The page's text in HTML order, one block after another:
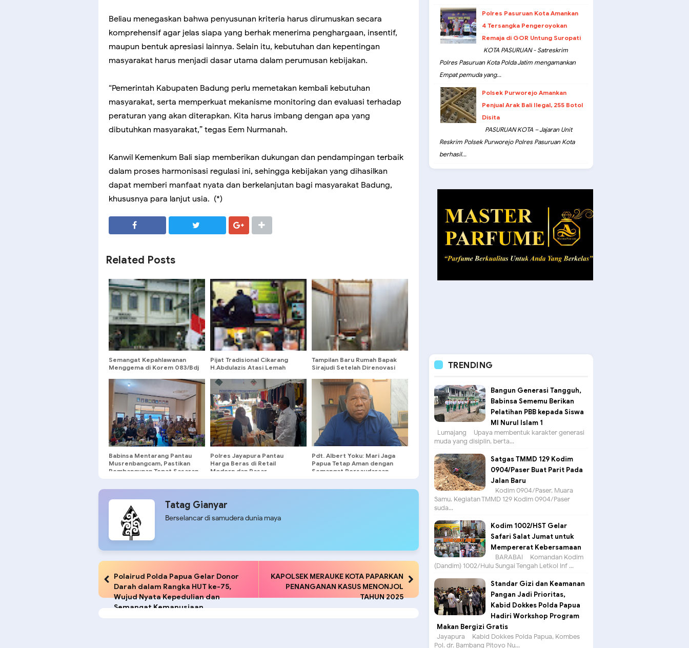
Beliau menegaskan bahwa penyusunan kriteria harus dirumuskan secara
komprehensif agar jelas siapa yang berhak menerima penghargaan, insentif,
maupun bentuk apresiasi lainnya. Selain itu, kebutuhan dan kepentingan
masyarakat harus menjadi dasar utama dalam perumusan kebijakan.
“Pemerintah Kabupaten Badung perlu memetakan kembali kebutuhan
masyarakat, serta memperkuat mekanisme monitoring dan evaluasi terhadap
peraturan yang akan diterapkan. Kita harus imbang dengan apa yang
dibutuhkan masyarakat,” tegas Eem Nurmanah.
Kanwil Kemenkum Bali siap memberikan dukungan dan pendampingan terbaik
dalam proses harmonisasi regulasi ini, sehingga kebijakan yang dihasilkan
dapat memberi manfaat nyata dan berkelanjutan bagi masyarakat Badung,
khususnya para lanjut usia. (*)
Related Posts
Semangat Kepahlawanan
Menggema di Korem 083/Bdj
Pahlawan 2025
Pijat Tradisional Cikarang
H.Abdulazis Atasi Lemah
Tampilan Baru Rumah Bapak
Sirajudi Setelah Direnovasi
Babinsa Mentarang Pantau
Musrenbangcam, Pastikan
Pembangunan Tepat Sasaran
Polres Jayapura Pantau
Harga Beras di Retail
Modern dan Pasar
Pdt. Albert Yoku: Mari Jaga
Papua Tetap Aman dengan
Semangat Persaudaraan
Tatag Gianyar
Berselancar di samudera dunia maya
Polairud Polda Papua Gelar Donor
Darah dalam Rangka HUT ke-75,
Wujud Nyata Kepedulian dan
Semangat Kemanusiaan
KAPOLSEK MERAUKE KOTA PAPARKAN
PENANGANAN KASUS MENONJOL
TAHUN 2025
Polres Pasuruan Kota Amankan
4 Tersangka Pengeroyokan
Remaja di GOR Untung Suropati
KOTA PASURUAN - Satreskrim
Polres Pasuruan Kota Polda Jatim mengamankan
Empat pemuda yang...
Polsek Purworejo Amankan
Penjual Arak Bali Ilegal, 255 Botol
Disita
PASURUAN KOTA – Jajaran Unit
Reskrim Polsek Purworejo Polres Pasuruan Kota
berhasil...
TRENDING
Bangun Generasi Tangguh,
Babinsa Sememu Berikan
Pelatihan PBB kepada Siswa
MI Nurul Islam 1
Lumajang – Upaya membentuk karakter generasi
muda yang disiplin, berta...
Satgas TMMD 129 Kodim
0904/Paser Buat Parit Pada
Jalan Baru
Kodim 0904/Paser, Muara
Samu. Kegiatan TMMD 129 Kodim 0904/Paser
suda...
Kodim 1002/HST Gelar
Safari Salat Jumat untuk
Mempererat Kebersamaan
BARABAI – Komandan Kodim
(Dandim) 1002/Hulu Sungai Tengah Letkol Inf ...
Standar Gizi dan Keamanan
Pangan Jadi Prioritas,
Kabid Dokkes Polda Papua
Hadiri Workshop Program
Makan Bergizi Gratis
Jayapura – Kabid Dokkes Polda Papua, Kombes
Pol. dr. Bambang Pitoyo Nu...